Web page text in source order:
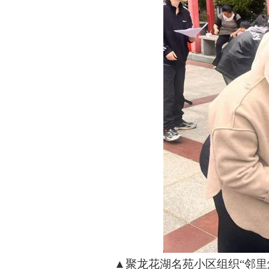
▲聚龙花湖名苑小区组织“邻里